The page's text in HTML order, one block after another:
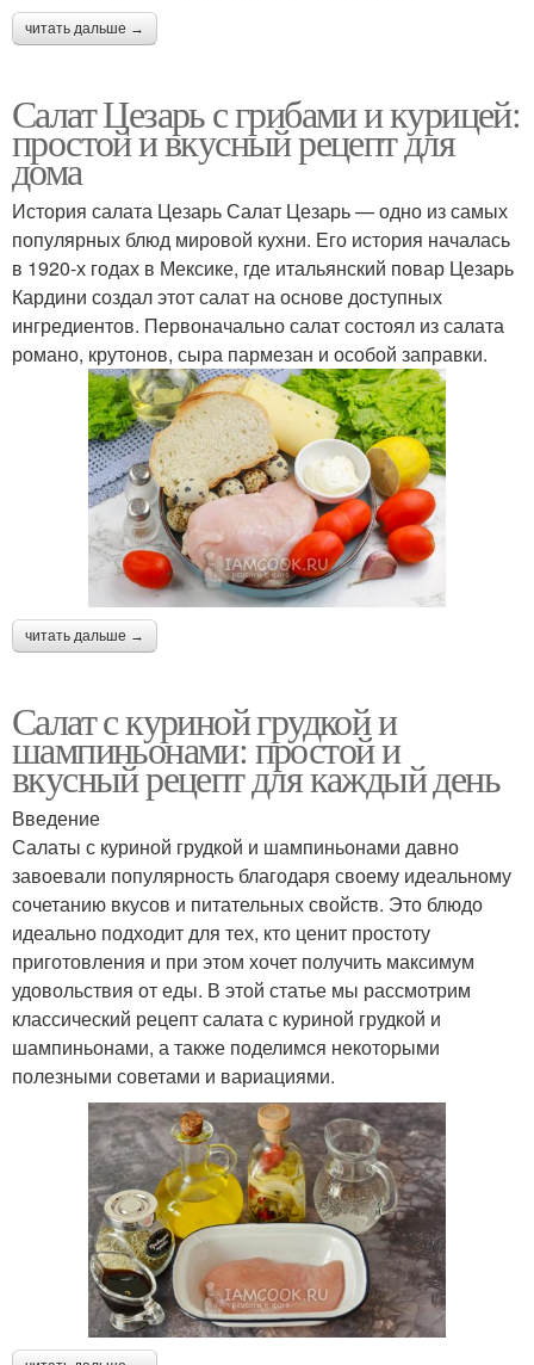
читать дальше →
Салат Цезарь с грибами и курицей:
простой и вкусный рецепт для
дома
История салата Цезарь Салат Цезарь — одно из самых
популярных блюд мировой кухни. Его история началась
в 1920-х годах в Мексике, где итальянский повар Цезарь
Кардини создал этот салат на основе доступных
ингредиентов. Первоначально салат состоял из салата
романо, крутонов, сыра пармезан и особой заправки.
читать дальше →
Салат с куриной грудкой и
шампиньонами: простой и
вкусный рецепт для каждый день
Введение
Салаты с куриной грудкой и шампиньонами давно
завоевали популярность благодаря своему идеальному
сочетанию вкусов и питательных свойств. Это блюдо
идеально подходит для тех, кто ценит простоту
приготовления и при этом хочет получить максимум
удовольствия от еды. В этой статье мы рассмотрим
классический рецепт салата с куриной грудкой и
шампиньонами, а также поделимся некоторыми
полезными советами и вариациями.